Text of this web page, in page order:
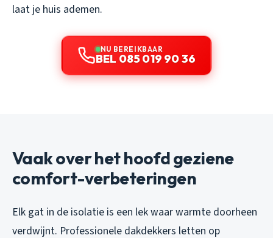
laat je huis ademen.
NU BEREIKBAAR
BEL 085 019 90 36
Vaak over het hoofd geziene
comfort-verbeteringen
Elk gat in de isolatie is een lek waar warmte doorheen
verdwijnt. Professionele dakdekkers letten op